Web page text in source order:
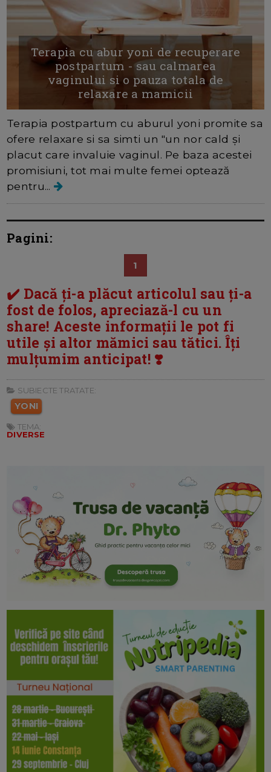
Terapia cu abur yoni de recuperare
postpartum - sau calmarea
vaginului si o pauza totala de
relaxare a mamicii
Terapia postpartum cu aburul yoni promite sa
ofere relaxare si sa simti un "un nor cald și
placut care invaluie vaginul. Pe baza acestei
promisiuni, tot mai multe femei optează
pentru...
Pagini:
1
✔️ Dacă ți-a plăcut articolul sau ți-a
fost de folos, apreciază-l cu un
share! Aceste informații le pot fi
utile și altor mămici sau tătici. Îți
mulțumim anticipat! ❣️
SUBIECTE TRATATE:
YONI
TEMA:
DIVERSE